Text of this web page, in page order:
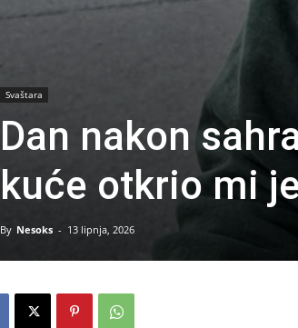
Svaštara
Dan nakon
kuće otkrio mi
By Nesoks - 13 lipnja, 2026